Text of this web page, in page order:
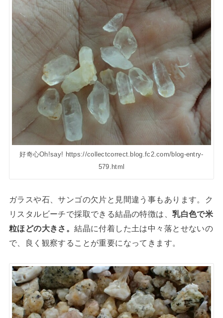
好奇心Oh!say! https://collectcorrect.blog.fc2.com/blog-entry-
579.html
ガラスや石、サンゴの欠片と見間違う事もあります。ク
リスタルビーチで採取できる結晶の特徴は、乳白色で米
粒ほどの大きさ。結晶に付着した土は中々落とせないの
で、良く観察することが重要になってきます。